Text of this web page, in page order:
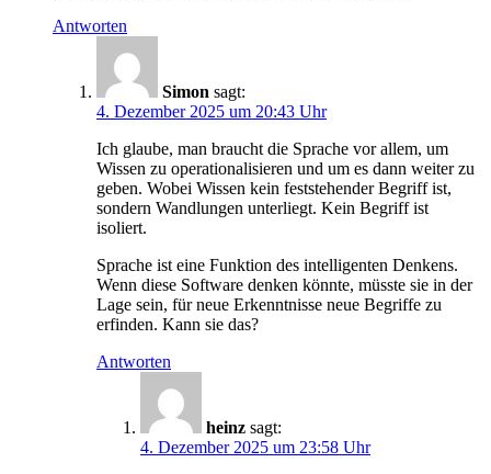
Antworten
Simon sagt:
4. Dezember 2025 um 20:43 Uhr
Ich glaube, man braucht die Sprache vor allem, um
Wissen zu operationalisieren und um es dann weiter zu
geben. Wobei Wissen kein feststehender Begriff ist,
sondern Wandlungen unterliegt. Kein Begriff ist
isoliert.
Sprache ist eine Funktion des intelligenten Denkens.
Wenn diese Software denken könnte, müsste sie in der
Lage sein, für neue Erkenntnisse neue Begriffe zu
erfinden. Kann sie das?
Antworten
heinz sagt:
4. Dezember 2025 um 23:58 Uhr